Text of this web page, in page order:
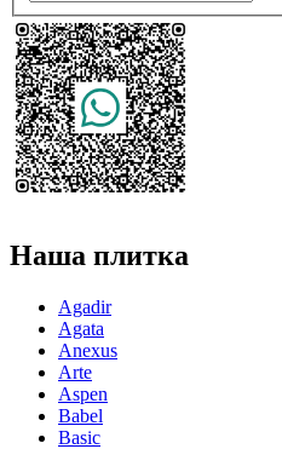
Наша плитка
Agadir
Agata
Anexus
Arte
Aspen
Babel
Basic